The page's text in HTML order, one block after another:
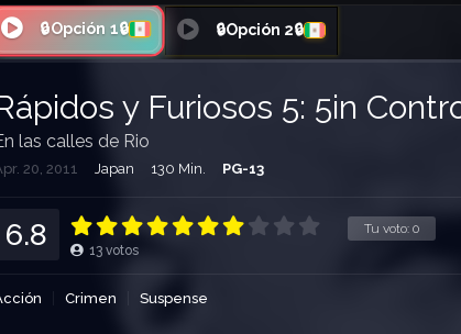
🔒Opción 1🔒 🔒Opción 2🔒
y Furiosos 5: 5in
las calles de Rio
20, 2011 Japan 130 Min. PG-13
Tu voto: 0
6.8 13 votos
Crimen Suspense